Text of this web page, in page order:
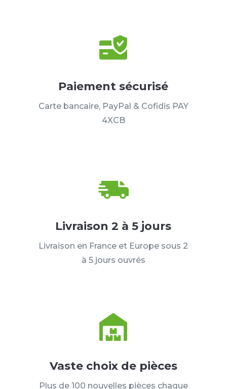
Paiement sécurisé
Carte bancaire, PayPal & Cofidis PAY
4XCB
Livraison 2 à 5 jours
Livraison en France et Europe sous 2
à 5 jours ouvrés
Vaste choix de pièces
Plus de 100 nouvelles pièces chaque